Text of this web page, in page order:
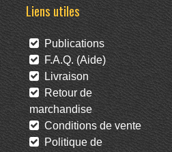
Liens utiles
Publications
F.A.Q. (Aide)
Livraison
Retour de
marchandise
Conditions de vente
Politique de